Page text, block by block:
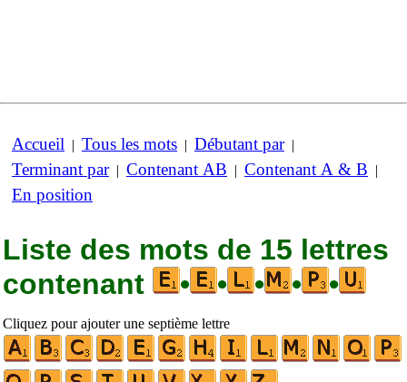
Accueil | Tous les mots | Débutant par|
Terminant par| Contenant AB | Contenant A & B |
En position
Liste des mots de 15 lettres
contenant
• • • • •
Cliquez pour ajouter une septième lettre